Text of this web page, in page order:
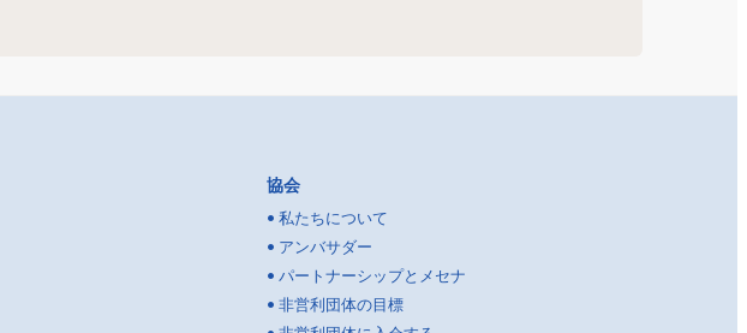
協会
• 私たちについて
• アンバサダー
• パートナーシップとメセナ
• 非営利団体の目標